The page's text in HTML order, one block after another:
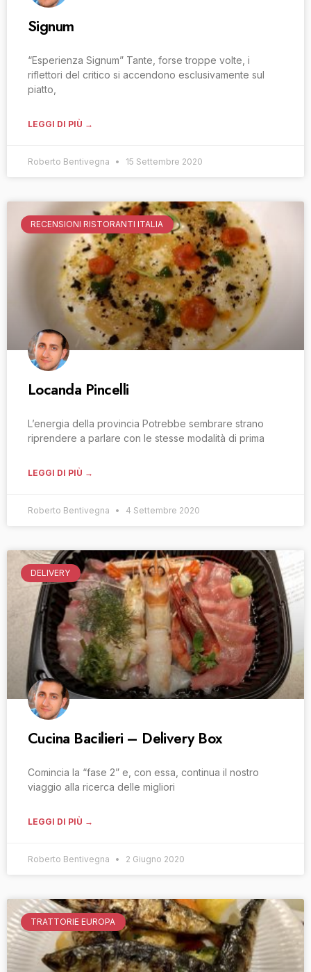
Signum
“Esperienza Signum” Tante, forse troppe volte, i
riflettori del critico si accendono esclusivamente sul
piatto,
LEGGI DI PIÙ →
Roberto Bentivegna 15 Settembre 2020
RECENSIONI RISTORANTI ITALIA
Locanda Pincelli
L’energia della provincia Potrebbe sembrare strano
riprendere a parlare con le stesse modalità di prima
LEGGI DI PIÙ →
Roberto Bentivegna 4 Settembre 2020
DELIVERY
Cucina Bacilieri – Delivery Box
Comincia la “fase 2” e, con essa, continua il nostro
viaggio alla ricerca delle migliori
LEGGI DI PIÙ →
Roberto Bentivegna 2 Giugno 2020
TRATTORIE EUROPA